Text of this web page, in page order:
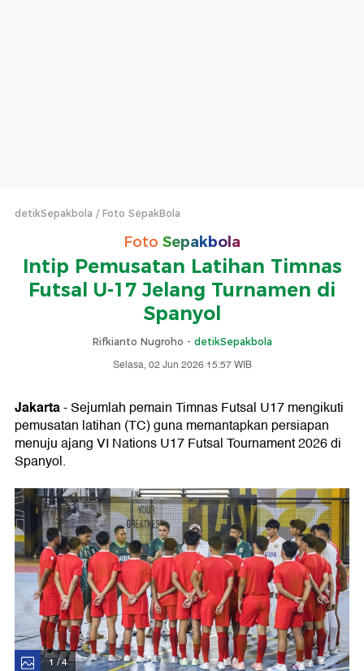
detikSepakbola Foto SepakBola
Foto Sepakbola
Intip Pemusatan Latihan Timnas
Futsal U-17 Jelang Turnamen di
Spanyol
Rifkianto Nugroho - detikSepakbola
Selasa, 02 Jun 2026 15:57 WIB
Jakarta- Sejumlah pemain Timnas Futsal U17 mengikuti
pemusatan latihan (TC) guna memantapkan persiapan
menuju ajang VI Nations U17 Futsal Tournament 2026 di
Spanyol.
1 / 4